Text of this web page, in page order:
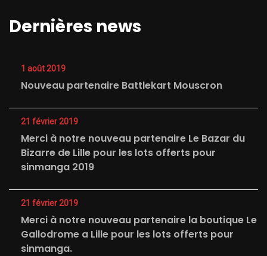
Dernières news
1 août 2019
Nouveau partenaire Battlekart Mouscron
21 février 2019
Merci à notre nouveau partenaire Le Bazar du
Bizarre de Lille pour les lots offerts pour
sinmanga 2019
21 février 2019
Merci à notre nouveau partenaire la boutique Le
Gallodrome a Lille pour les lots offerts pour
sinmanga.